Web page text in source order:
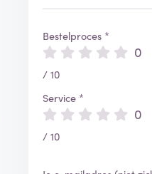
Bestelproces *
0
/ 10
Service *
0
/ 10